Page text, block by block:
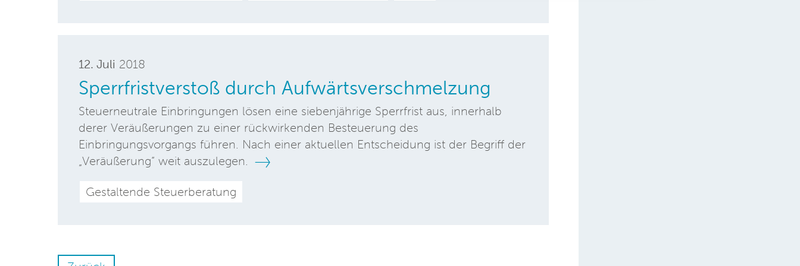
12. Juli 2018
Sperrfristverstoß durch Aufwärtsverschmelzung
Steuerneutrale Einbringungen lösen eine siebenjährige Sperrfrist aus, innerhalb
derer Veräußerungen zu einer rückwirkenden Besteuerung des
Einbringungsvorgangs führen. Nach einer aktuellen Entscheidung ist der Begriff der
„Veräußerung“ weit auszulegen.
Gestaltende Steuerberatung